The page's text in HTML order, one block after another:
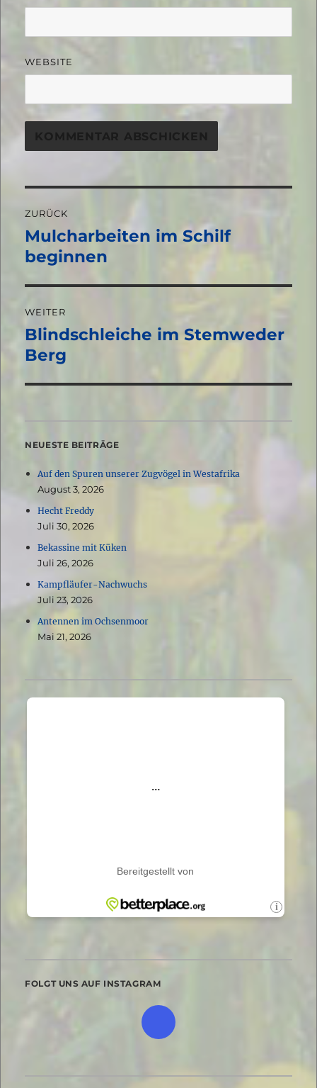
WEBSITE
Beitragsnavigation
ZURÜCK
Vorheriger
Beitrag:
Mulcharbeiten im Schilf
beginnen
WEITER
Nächster
Beitrag:
Blindschleiche im Stemweder
Berg
NEUESTE BEITRÄGE
Auf den Spuren unserer Zugvögel in Westafrika
August 3, 2026
Hecht Freddy
Juli 30, 2026
Bekassine mit Küken
Juli 26, 2026
Kampfläufer-Nachwuchs
Juli 23, 2026
Antennen im Ochsenmoor
Mai 21, 2026
FOLGT UNS AUF INSTAGRAM